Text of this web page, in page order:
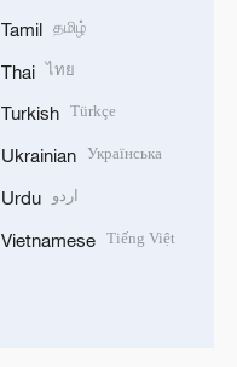
Tamil தமிழ்
Thai ไทย
Turkish Türkçe
Ukrainian Українська
Urdu اردو
Vietnamese Tiếng Việt